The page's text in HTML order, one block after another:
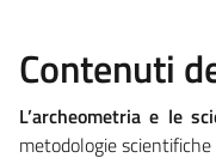
Contenuti
L’archeometria e le
metodologie